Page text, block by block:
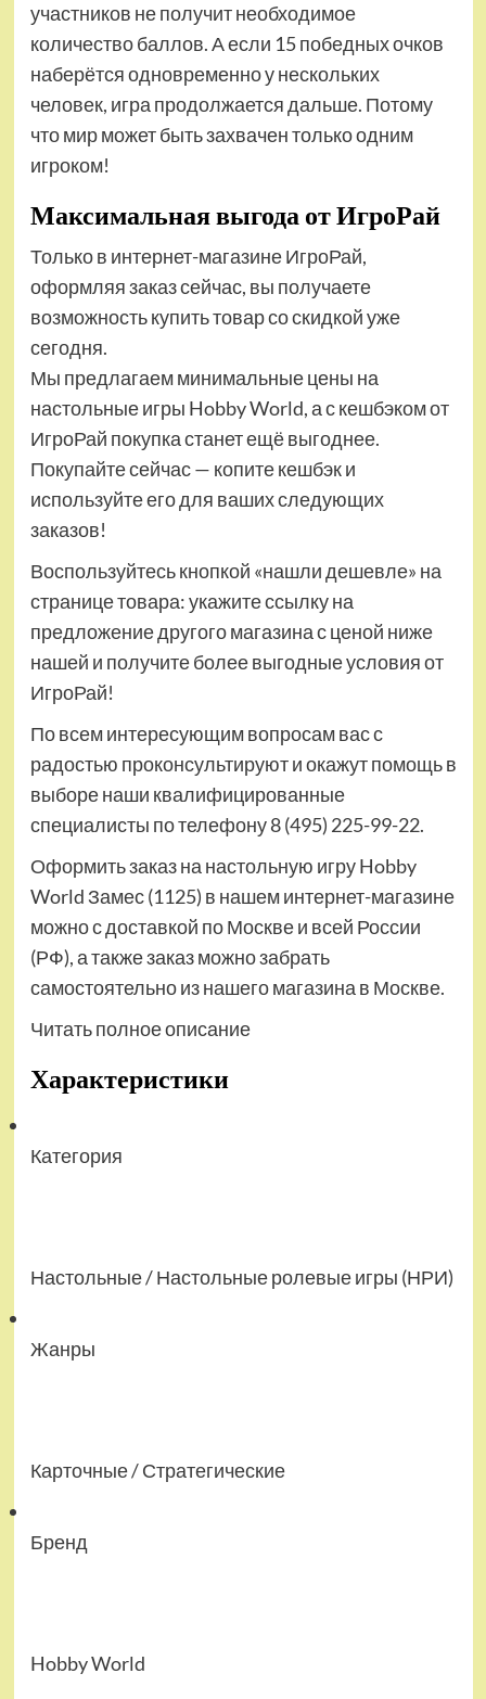
участников не получит необходимое
количество баллов. А если 15 победных очков
наберётся одновременно у нескольких
человек, игра продолжается дальше. Потому
что мир может быть захвачен только одним
игроком!
Максимальная выгода от ИгроРай
Только в интернет-магазине ИгроРай,
оформляя заказ сейчас, вы получаете
возможность купить товар со скидкой уже
сегодня.
Мы предлагаем минимальные цены на
настольные игры Hobby World, а с кешбэком от
ИгроРай покупка станет ещё выгоднее.
Покупайте сейчас — копите кешбэк и
используйте его для ваших следующих
заказов!
Воспользуйтесь кнопкой «нашли дешевле» на
странице товара: укажите ссылку на
предложение другого магазина с ценой ниже
нашей и получите более выгодные условия от
ИгроРай!
По всем интересующим вопросам вас с
радостью проконсультируют и окажут помощь в
выборе наши квалифицированные
специалисты по телефону 8 (495) 225-99-22.
Оформить заказ на настольную игру Hobby
World Замес (1125) в нашем интернет-магазине
можно с доставкой по Москве и всей России
(РФ), а также заказ можно забрать
самостоятельно из нашего магазина в Москве.
Читать полное описание
Характеристики
Категория
Настольные / Настольные ролевые игры (НРИ)
Жанры
Карточные / Стратегические
Бренд
Hobby World